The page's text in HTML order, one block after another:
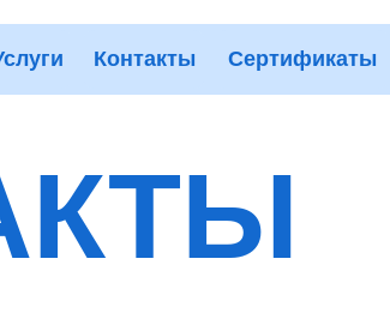
Контакты Сертификаты